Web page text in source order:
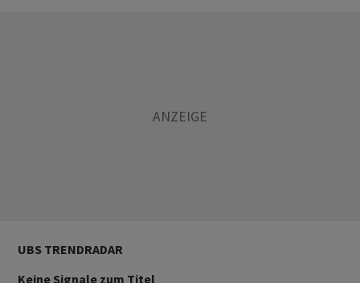
UBS TRENDRADAR
Keine Signale zum Titel